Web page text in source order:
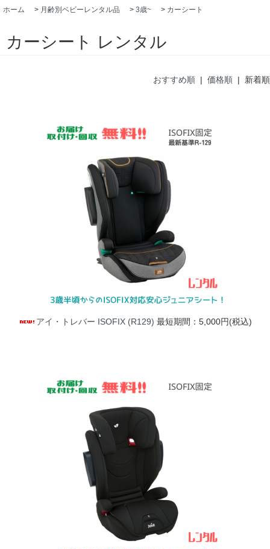
ホーム > 月齢別ベビーレンタル品 > 3歳~ > カーシート
カーシート レンタル
おすすめ順 | 価格順 | 新着順
アイ・トレバー ISOFIX (R129) 最短期間：5,000円(税込)